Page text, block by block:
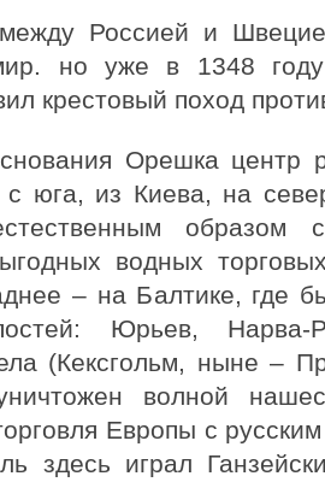
Россией и
но уже в 1348
крестовый поход
Орешка центр
с юга, из Киева, на
образом
водных
– на Балтике, где
Юрьев, Нарва-
(Кексгольм, ныне –
волной
Европы с
здесь играл